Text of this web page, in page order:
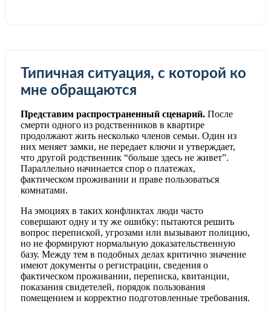
Типичная ситуация, с которой ко
мне обращаются
Представим распространенный сценарий. После
смерти одного из родственников в квартире
продолжают жить несколько членов семьи. Один из
них меняет замки, не передает ключи и утверждает,
что другой родственник “больше здесь не живет”.
Параллельно начинается спор о платежах,
фактическом проживании и праве пользоваться
комнатами.
На эмоциях в таких конфликтах люди часто
совершают одну и ту же ошибку: пытаются решить
вопрос перепиской, угрозами или вызывают полицию,
но не формируют нормальную доказательственную
базу. Между тем в подобных делах критично значение
имеют документы о регистрации, сведения о
фактическом проживании, переписка, квитанции,
показания свидетелей, порядок пользования
помещением и корректно подготовленные требования.